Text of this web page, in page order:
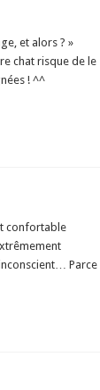
et alors ? »
chat risque de le
! ^^
confortable
Parce